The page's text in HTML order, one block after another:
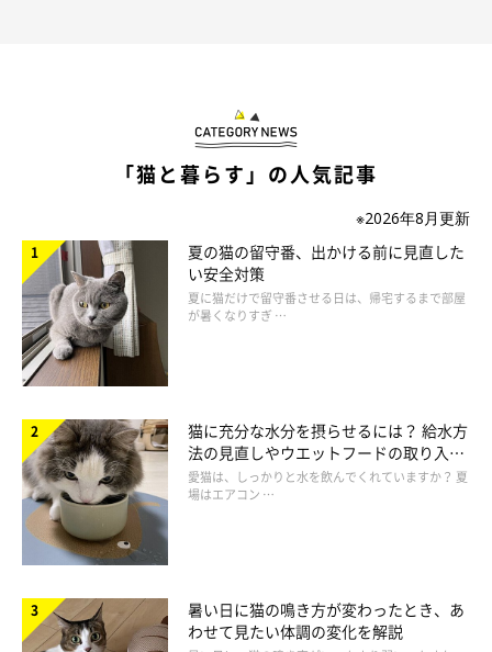
「猫と暮らす」の人気記事
※2026年8月更新
夏の猫の留守番、出かける前に見直した
い安全対策
夏に猫だけで留守番させる日は、帰宅するまで部屋
が暑くなりすぎ …
猫に充分な水分を摂らせるには？ 給水方
法の見直しやウエットフードの取り入れ
方を解説
愛猫は、しっかりと水を飲んでくれていますか？ 夏
場はエアコン …
暑い日に猫の鳴き方が変わったとき、あ
わせて見たい体調の変化を解説